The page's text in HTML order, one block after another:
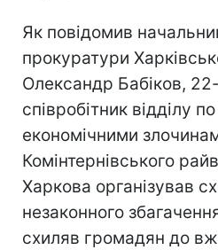
Як повідомив
прокуратури
Олександр Бабіков,
співробітник відділу
економічними
Комінтернівського
Харкова організував
незаконного
схиляв громадян до